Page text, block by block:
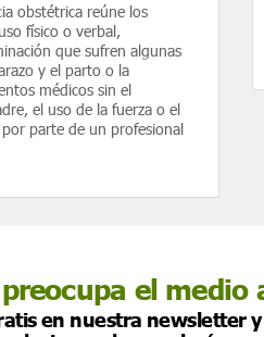
obstétrica reúne los
físico o verbal,
que sufren algunas
y el parto o la
médicos sin el
el uso de la fuerza o el
parte de un profesional
el medio
en nuestra newsletter